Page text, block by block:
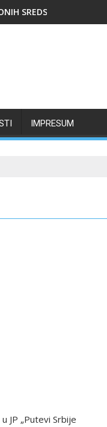
SREDSTAVA
IMPRESUM
JP „Putevi Srbije